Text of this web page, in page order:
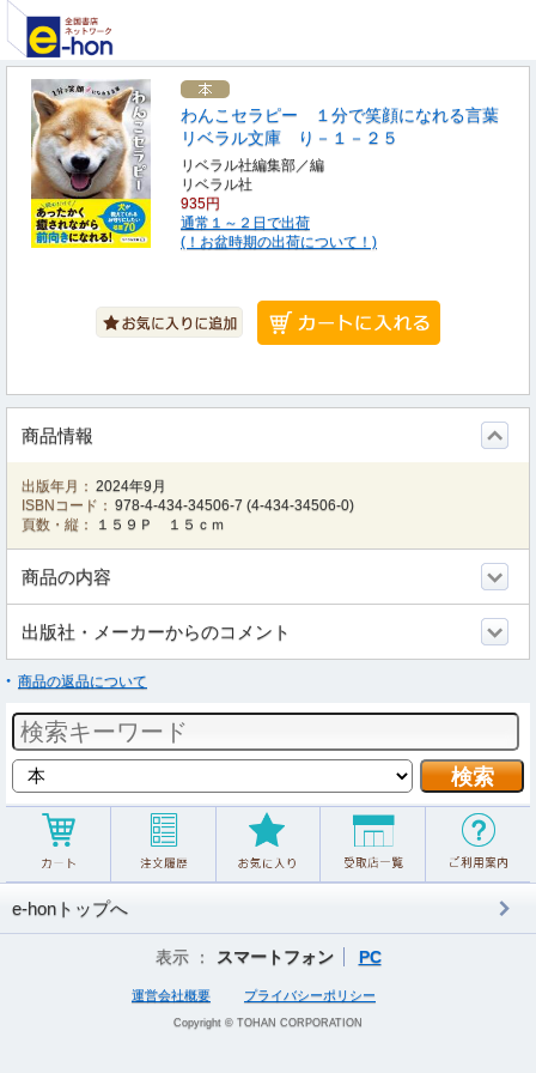
わんこセラピー １分で笑顔になれる言葉
リベラル文庫 り－１－２５
リベラル社編集部／編
リベラル社
935円
通常１～２日で出荷
(！お盆時期の出荷について！)
商品情報
出版年月： 2024年9月
ISBNコード： 978-4-434-34506-7 (4-434-34506-0)
頁数・縦：
１５９Ｐ １５ｃｍ
商品の内容
出版社・メーカーからのコメント
商品の返品について
e-honトップへ
表示 ： スマートフォン PC
運営会社概要 プライバシーポリシー
Copyright © TOHAN CORPORATION